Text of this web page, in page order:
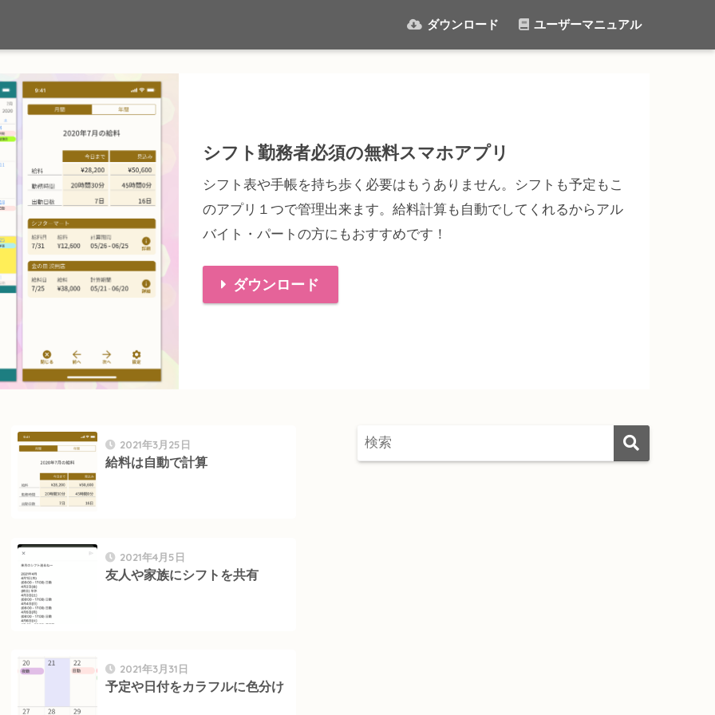
ダウンロード ユーザーマニュアル
シフト勤務者必須の無料スマホアプリ
シフト表や手帳を持ち歩く必要はもうありません。シフトも予定もこ
のアプリ１つで管理出来ます。給料計算も自動でしてくれるからアル
バイト・パートの方にもおすすめです！
ダウンロード
2021年3月25日
給料は自動で計算
2021年4月5日
友人や家族にシフトを共有
2021年3月31日
予定や日付をカラフルに色分け